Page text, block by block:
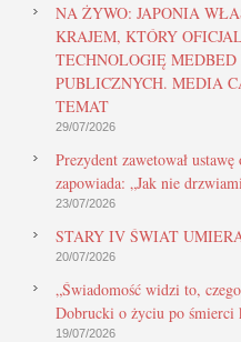
NA ŻYWO: JAPONIA
KRAJEM, KTÓRY
TECHNOLOGIĘ
PUBLICZNYCH. MEDIA
TEMAT
29/07/2026
Prezydent zawetował
zapowiada: „Jak nie
23/07/2026
STARY IV ŚWIAT
20/07/2026
„Świadomość widzi to,
Dobrucki o życiu po śmierci
19/07/2026